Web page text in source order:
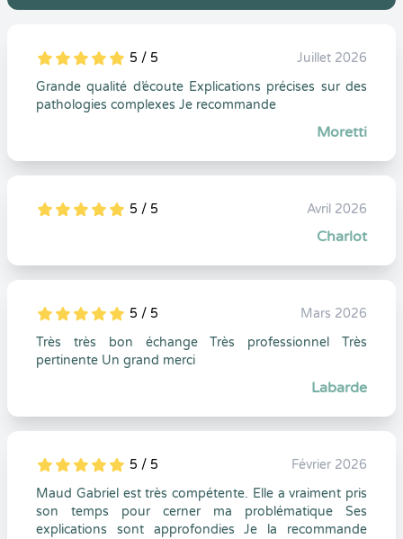
5
1
5
0 5 / 5
Juillet 2026
Grande qualité d’écoute Explications précises sur des
pathologies complexes Je recommande
Moretti
5
1
5
0 5 / 5 Avril 2026
Charlot
5
1
5
0 5 / 5
Mars 2026
Très très bon échange Très professionnel Très
pertinente Un grand merci
Labarde
5
1
5
0 5 / 5
Février 2026
Maud Gabriel est très compétente. Elle a vraiment pris
son temps pour cerner ma problématique Ses
explications sont approfondies Je la recommande